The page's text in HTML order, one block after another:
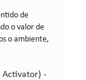
de
o valor de
o ambiente,
Activator) -